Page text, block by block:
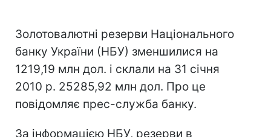
Золотовалютні резерви Національного
банку України (НБУ) зменшилися на
1219,19 млн дол. і склали на 31 січня
2010 р. 25285,92 млн дол. Про це
повідомляє прес-служба банку.
За інформацією НБУ, резерви в